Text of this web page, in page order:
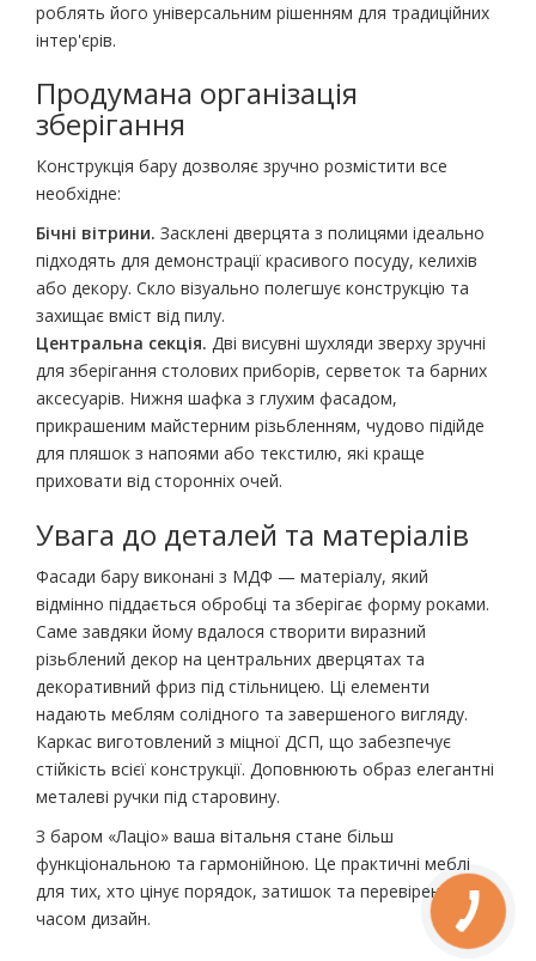
роблять його універсальним рішенням для традиційних
інтер'єрів.
Продумана організація
зберігання
Конструкція бару дозволяє зручно розмістити все
необхідне:
Бічні вітрини. Засклені дверцята з полицями ідеально
підходять для демонстрації красивого посуду, келихів
або декору. Скло візуально полегшує конструкцію та
захищає вміст від пилу.
Центральна секція. Дві висувні шухляди зверху зручні
для зберігання столових приборів, серветок та барних
аксесуарів. Нижня шафка з глухим фасадом,
прикрашеним майстерним різьбленням, чудово підійде
для пляшок з напоями або текстилю, які краще
приховати від сторонніх очей.
Увага до деталей та матеріалів
Фасади бару виконані з МДФ — матеріалу, який
відмінно піддається обробці та зберігає форму роками.
Саме завдяки йому вдалося створити виразний
різьблений декор на центральних дверцятах та
декоративний фриз під стільницею. Ці елементи
надають меблям солідного та завершеного вигляду.
Каркас виготовлений з міцної ДСП, що забезпечує
стійкість всієї конструкції. Доповнюють образ елегантні
металеві ручки під старовину.
З баром «Лаціо» ваша вітальня стане більш
функціональною та гармонійною. Це практичні меблі
для тих, хто цінує порядок, затишок та перевірений
часом дизайн.